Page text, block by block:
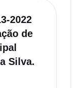
2022
de
Silva.